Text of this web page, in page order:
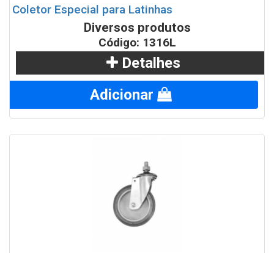
Coletor Especial para Latinhas
Diversos produtos
Código: 1316L
Detalhes
Adicionar